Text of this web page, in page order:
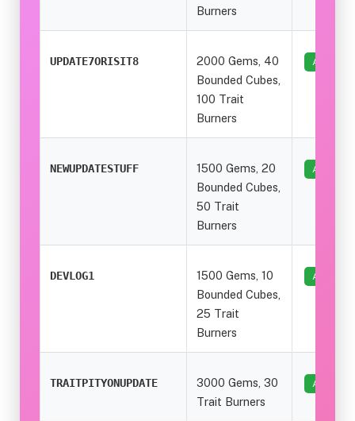
Burners
UPDATE7ORISIT8
2000 Gems, 40
Bounded Cubes,
100 Trait
Burners
ACTIF
NEWUPDATESTUFF
1500 Gems, 20
Bounded Cubes,
50 Trait
Burners
ACTIF
DEVLOG1
1500 Gems, 10
Bounded Cubes,
25 Trait
Burners
ACTIF
TRAITPITYONUPDATE
3000 Gems, 30
Trait Burners
ACTIF